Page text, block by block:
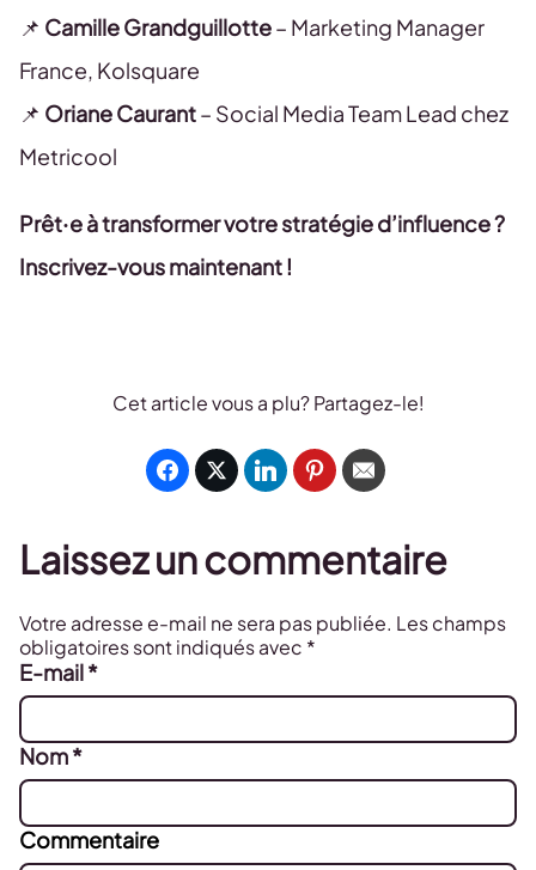
📌 Camille Grandguillotte– Marketing Manager
France, Kolsquare
📌 Oriane Caurant– Social Media Team Lead chez
Metricool
Prêt·e à transformer votre stratégie d’influence ?
Inscrivez-vous maintenant !
Cet article vous a plu? Partagez-le!
Laissez un commentaire
Votre adresse e-mail ne sera pas publiée. Les champs
obligatoires sont indiqués avec *
E-mail*
Nom*
Commentaire